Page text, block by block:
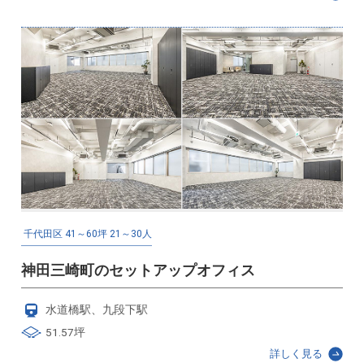
千代田区 41～60坪 21～30人
神田三崎町のセットアップオフィス
水道橋駅、九段下駅
51.57坪
詳しく見る